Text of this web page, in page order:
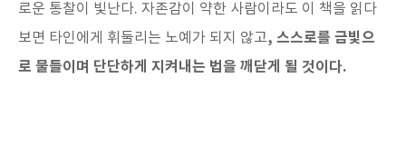
로운 통찰이 빛난다. 자존감이 약한 사람이라도 이 책을 읽다
보면 타인에게 휘둘리는 노예가 되지 않고, 스스로를 금빛으
로 물들이며 단단하게 지켜내는 법을 깨닫게 될 것이다.